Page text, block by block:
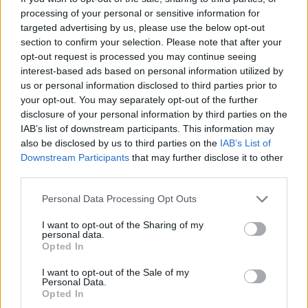
processing of your personal or sensitive information for
targeted advertising by us, please use the below opt-out
section to confirm your selection. Please note that after your
opt-out request is processed you may continue seeing
interest-based ads based on personal information utilized by
us or personal information disclosed to third parties prior to
your opt-out. You may separately opt-out of the further
disclosure of your personal information by third parties on the
IAB’s list of downstream participants. This information may
also be disclosed by us to third parties on the IAB’s List of
Downstream Participants that may further disclose it to other
Please note that this website/app uses one or more Google
not limited to your visit or usage behaviour. You may click to
grant or deny consent to Google and its third-party tags to
use your data for below specified purposes in below Google
consent section.
Personal Data Processing Opt Outs
I want to opt-out of the Sharing of my
personal data.
Opted In
I want to opt-out of the Sale of my
Personal Data.
Opted In
Per i tifosi, momenti come questo rafforzano il
legame affettivo con gli atleti: la celebrità si
avvicina al quotidiano e si colgono aspetti di
spontaneità che spesso vengono persi nelle
partite ufficiali. Per lo staff e per i dirigenti,
invece, sono promemoria sull’importanza di
gestire la visibilità e permettere spazi di
normalità senza compromettere l’operatività
della squadra. In definitiva, il siparietto durante
l’amichevole dell’Argentinaè stato un piccolo,
significativo episodio che ha mostrato ancora
relazioni e piccoli gesti quotidiani.
AUTORE